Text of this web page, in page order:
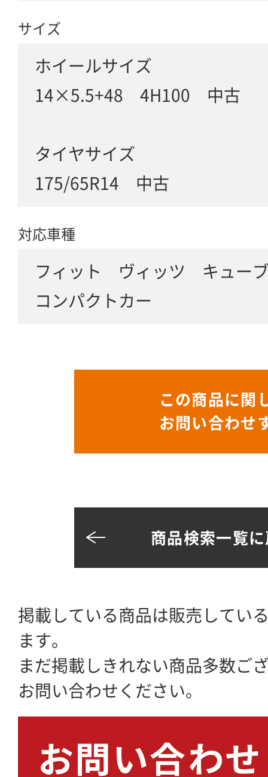
サイズ
ホイールサイズ
14×5.5+48 4H100 中古
タイヤサイズ
175/65R14 中古
対応車種
フィット ヴィッツ キュ
コンパクトカー
この商品に関
お問い合わせ
商品検索一覧
掲載している商品は販売してい
ます。
まだ掲載しきれない商品多数ご
お問い合わせください。